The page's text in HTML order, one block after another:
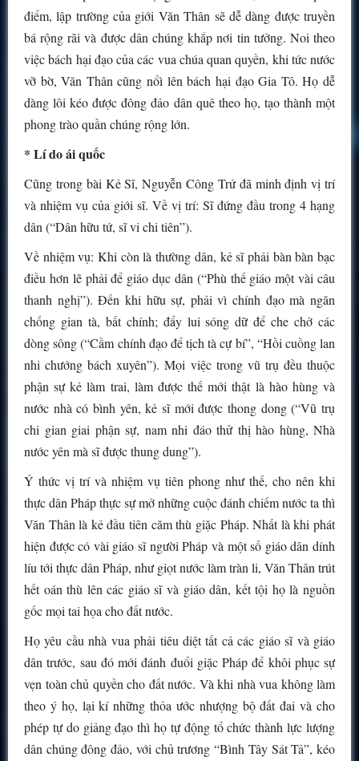
điểm, lập trường của giới Văn Thân sẽ dễ dàng được truyền
bá rộng rãi và được dân chúng khắp nơi tin tưởng. Noi theo
việc bách hại đạo của các vua chúa quan quyền, khi tức nước
vỡ bờ, Văn Thân cũng nổì lên bách hại đạo Gia Tô. Họ dễ
dàng lôi kéo được đông đảo dân quê theo họ, tạo thành một
phong trào quần chúng rộng lớn.
* Lí do ái quốc
Cũng trong bài Kẻ Sĩ, Nguyễn Công Trứ đã minh định vị trí
và nhiệm vụ của giới sĩ. Về vị trí: Sĩ đứng đầu trong 4 hạng
dân (“Dân hữu tứ, sĩ vi chi tiên”).
Về nhiệm vụ: Khi còn là thường dân, kẻ sĩ phải bàn bàn bạc
điều hơn lẽ phải để giáo dục dân (“Phù thế giáo một vài câu
thanh nghị”). Đến khi hữu sự, phải vì chính đạo mà ngăn
chống gian tà, bất chính; đẩy lui sóng dữ để che chở các
dòng sông (“Cầm chính đạo để tịch tà cự bí”, “Hồi cuồng lan
nhi chướng bách xuyên”). Mọi việc trong vũ trụ đều thuộc
phận sự kẻ làm trai, làm được thế mới thật là hào hùng và
nước nhà có bình yên, kẻ sĩ mới được thong dong (“Vũ trụ
chi gian giai phận sự, nam nhi đáo thử thị hào hùng, Nhà
nước yên mà sĩ được thung dung”).
Ý thức vị trí và nhiệm vụ tiên phong như thế, cho nên khi
thực dân Pháp thực sự mở những cuộc đánh chiếm nước ta thì
Văn Thân là kẻ đầu tiên căm thù giặc Pháp. Nhất là khi phát
hiện được có vài giáo sĩ người Pháp và một số giáo dân dính
líu tới thực dân Pháp, như giọt nước làm tràn li, Văn Thân trút
hết oán thù lên các giáo sĩ và giáo dân, kết tội họ là nguồn
gốc mọi tai họa cho đất nước.
Họ yêu cầu nhà vua phải tiêu diệt tất cả các giáo sĩ và giáo
dân trước, sau đó mới đánh đuổi giặc Pháp để khôi phục sự
vẹn toàn chủ quyền cho đất nước. Và khi nhà vua không làm
theo ý họ, lại kí những thỏa ước nhượng bộ đất đai và cho
phép tự do giảng đạo thì họ tự động tổ chức thành lực lượng
dân chúng đông đảo, với chủ trương “Bình Tây Sát Tả”, kéo